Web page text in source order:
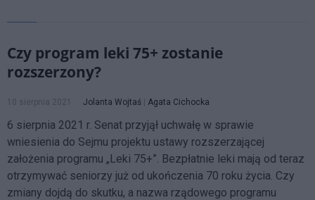
Czy program leki 75+ zostanie
rozszerzony?
10 sierpnia 2021 Jolanta Wojtaś Agata Cichocka
6 sierpnia 2021 r. Senat przyjął uchwałę w sprawie
wniesienia do Sejmu projektu ustawy rozszerzającej
założenia programu „Leki 75+”. Bezpłatnie leki mają od teraz
otrzymywać seniorzy już od ukończenia 70 roku życia. Czy
zmiany dojdą do skutku, a nazwa rządowego programu